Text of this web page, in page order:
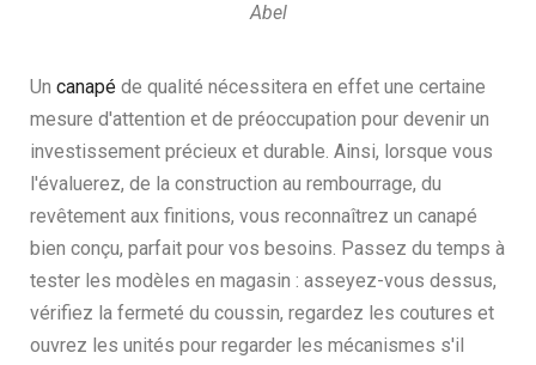
Abel
Un canapé de qualité nécessitera en effet une certaine
mesure d'attention et de préoccupation pour devenir un
investissement précieux et durable. Ainsi, lorsque vous
l'évaluerez, de la construction au rembourrage, du
revêtement aux finitions, vous reconnaîtrez un canapé
bien conçu, parfait pour vos besoins. Passez du temps à
tester les modèles en magasin : asseyez-vous dessus,
vérifiez la fermeté du coussin, regardez les coutures et
ouvrez les unités pour regarder les mécanismes s'il